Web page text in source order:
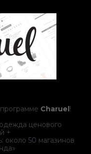
Charuel!
ценового
+
около 50 магазинов